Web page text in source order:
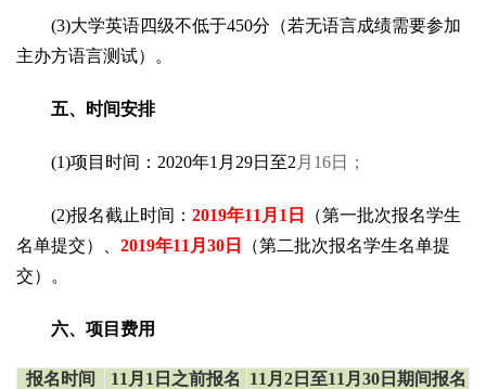
(3)大学英语四级不低于450分（若无语言成绩需要参加
主办方语言测试）。
五、时间安排
(1)项目时间：2020年1月29日至2 月16日；
(2)报名截止时间： 2019年11月1日
（第一批次报名学生
名单提交）、 2019年11月30日
（第二批次报名学生名单提
交）。
六、项目费用
报名时间 11月1日之前报名
11月2日至11月30日期间报名